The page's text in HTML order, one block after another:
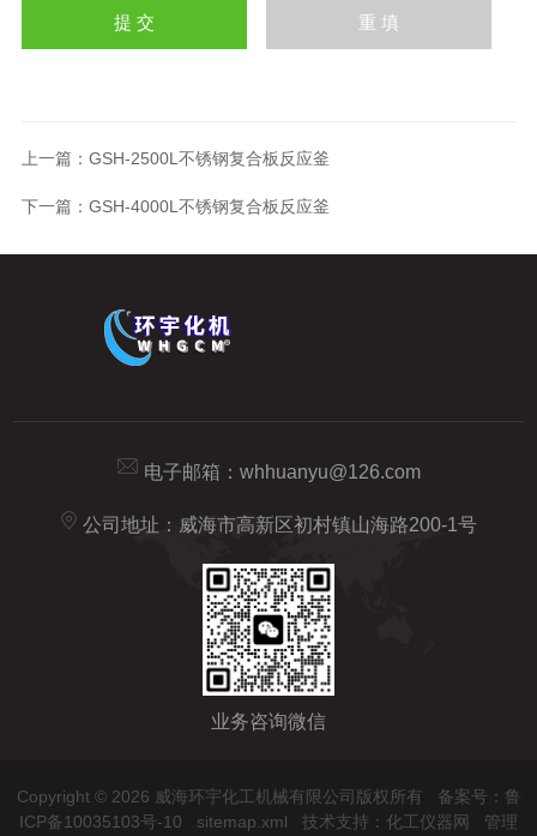
上一篇： GSH-2500L不锈钢复合板反应釜
下一篇： GSH-4000L不锈钢复合板反应釜
电子邮箱： whhuanyu@126.com
公司地址：威海市高新区初村镇山海路200-1号
业务咨询微信
Copyright © 2026 威海环宇化工机械有限公司版权所有 备案号：鲁
ICP备10035103号-10
sitemap.xml 技术支持： 化工仪器网 管理